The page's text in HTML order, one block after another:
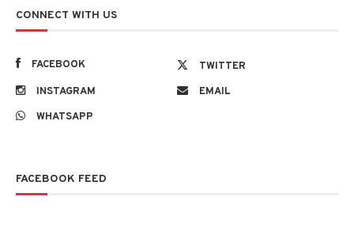
CONNECT WITH US
FACEBOOK
TWITTER
INSTAGRAM
EMAIL
WHATSAPP
FACEBOOK FEED